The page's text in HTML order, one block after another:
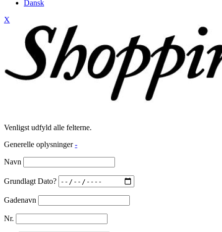
Dansk
X
Venligst udfyld alle felterne.
Generelle oplysninger -
Navn
Grundlagt Dato?
Gadenavn
Nr.